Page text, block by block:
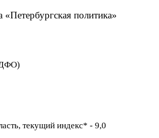
политика»
текущий индекс* - 9,0